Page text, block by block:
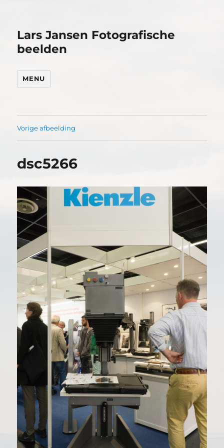
Lars Jansen Fotografische
beelden
MENU
Vorige afbeelding
dsc5266